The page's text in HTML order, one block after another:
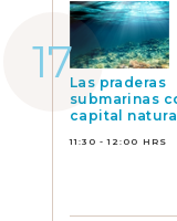
Las praderas
submarinas
capital
11:30 - 12:00 HRS